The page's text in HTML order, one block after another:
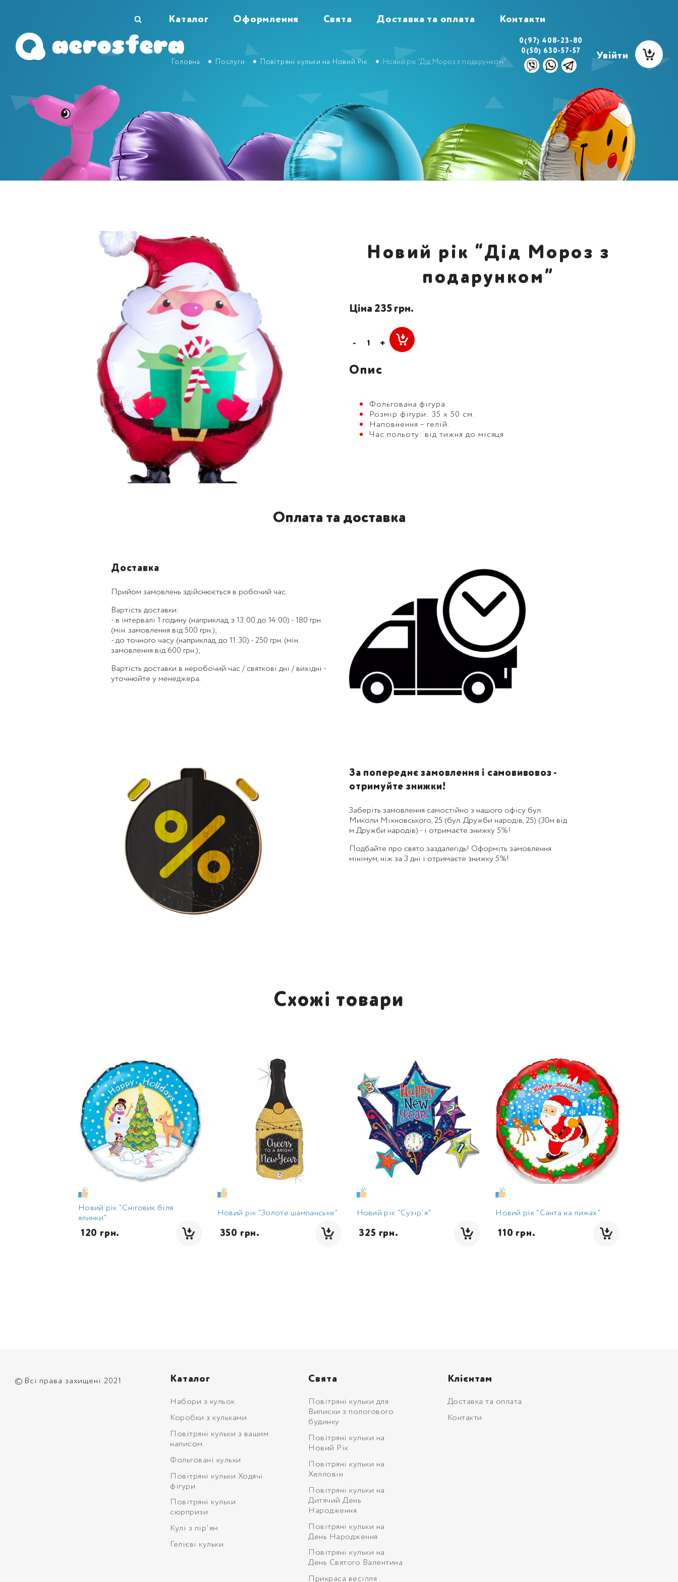
Каталог Оформлення Свята Доставка та оплата Контакти
0(97) 408-23-80
0(50) 630-57-57
Увійти
Головна Послуги Повітряні кульки на Новий Рік Новий рік “Дід Мороз з подарунком”
Новий рік “Дід Мороз з
подарунком”
Ціна 235 грн.
- +
Опис
Фольгована фігура.
Розмір фігури: 35 х 50 см.
Наповнення – гелій.
Час польоту: від тижня до місяця
Оплата та доставка
Доставка
Прийом замовлень здійснюється в робочий час.
Вартість доставки:
- в інтервалі 1 годину (наприклад, з 13:00 до 14:00) - 180 грн.
(мін. замовлення від 500 грн.);
- до точного часу (наприклад, до 11:30) - 250 грн. (мін.
замовлення від 600 грн.);
Вартість доставки в неробочий час / святкові дні / вихідні -
уточнюйте у менеджера.
За попереднє замовлення і самовивовоз -
отримуйте знижки!
Заберіть замовлення самостійно з нашого офісу бул.
Миколи Міхновського, 25 (бул. Дружби народів, 25) (30м від
м.Дружби народів) - і отримаєте знижку 5%!
Подбайте про свято заздалегідь! Оформіть замовлення
мінімум, ніж за 3 дні і отримаєте знижку 5%!
Схожі товари
Новий рік "Сніговик біля
ялинки"
120 грн.
Новий рік "Золоте шампанське"
350 грн.
Новий рік "Сузір'я"
325 грн.
Новий рік "Санта на лижах"
110 грн.
©Всі права захищені 2021 Каталог
Набори з кульок
Коробки з кульками
Повітряні кульки з вашим
написом
Фольговані кульки
Повітряні кульки Ходячі
фігури
Повітряні кульки
сюрпризи
Кулі з пір'ям
Гелієві кульки
Свята
Повітряні кульки для
Виписки з пологового
будинку
Повітряні кульки на
Новий Рік
Повітряні кульки на
Хелловін
Повітряні кульки на
Дитячий День
Народження
Повітряні кульки на
День Народження
Повітряні кульки на
День Святого Валентина
Прикраса весілля
Клієнтам
Доставка та оплата
Контакти